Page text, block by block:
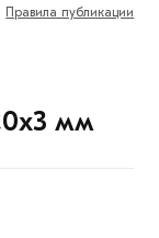
мм
Правила публикации